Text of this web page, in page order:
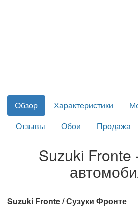
Обзор Характеристики
Отзывы
Обои Продажа
Suzuki Fronte
Suzuki Fronte / Сузуки Фронте